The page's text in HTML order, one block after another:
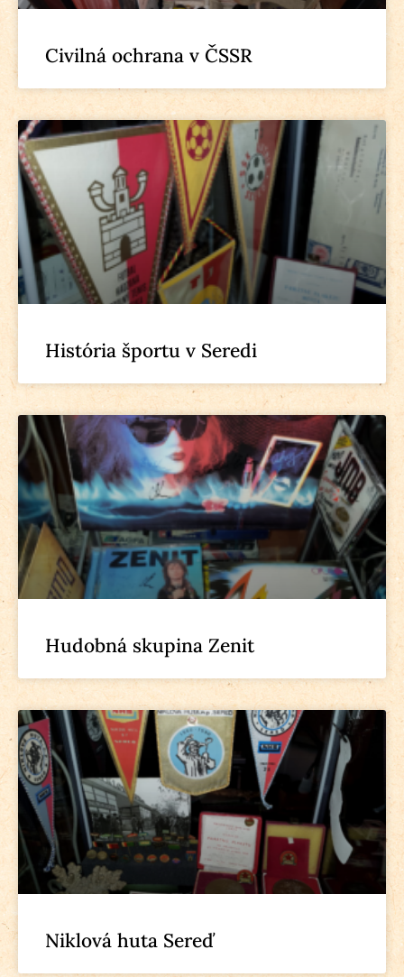
Civilná ochrana v ČSSR
História športu v Seredi
Hudobná skupina Zenit
Niklová huta Sereď